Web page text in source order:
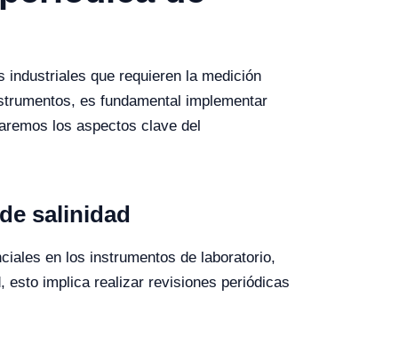
que requieren la medición
es fundamental implementar
los aspectos clave del
salinidad
en los instrumentos de laboratorio,
esto implica realizar revisiones periódicas